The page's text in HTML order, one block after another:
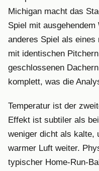
Michigan macht das
Spiel mit
anderes Spiel als eines
mit identischen
geschlossenen
komplett, was die
Temperatur ist der
Effekt ist subtiler als
weniger dicht als kalte,
warmer Luft weiter.
typischer Home-Run-